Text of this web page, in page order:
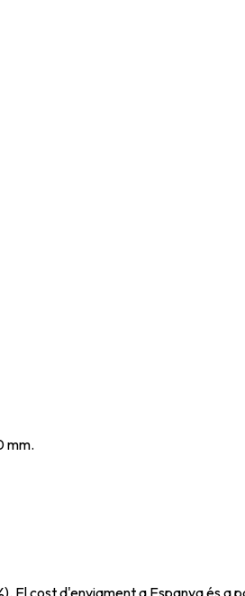
mm.
El cost d'enviament a Espanya és a